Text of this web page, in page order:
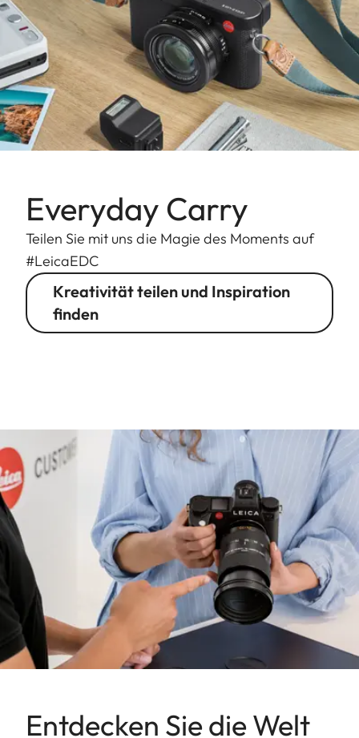
Everyday Carry
Teilen Sie mit uns die Magie des Moments auf
#LeicaEDC
Kreativität teilen und Inspiration
finden
Entdecken Sie die Welt